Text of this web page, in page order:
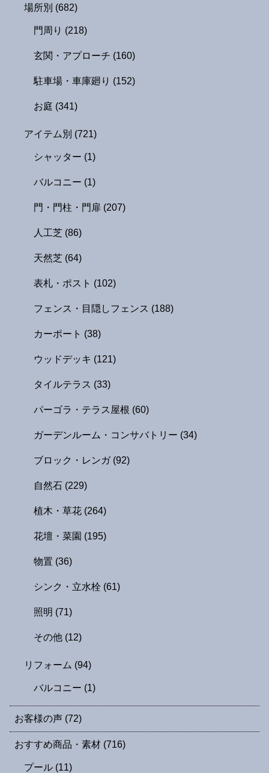
場所別 (682)
門周り (218)
玄関・アプローチ (160)
駐車場・車庫廻り (152)
お庭 (341)
アイテム別 (721)
シャッター (1)
バルコニー (1)
門・門柱・門扉 (207)
人工芝 (86)
天然芝 (64)
表札・ポスト (102)
フェンス・目隠しフェンス (188)
カーポート (38)
ウッドデッキ (121)
タイルテラス (33)
パーゴラ・テラス屋根 (60)
ガーデンルーム・コンサバトリー (34)
ブロック・レンガ (92)
自然石 (229)
植木・草花 (264)
花壇・菜園 (195)
物置 (36)
シンク・立水栓 (61)
照明 (71)
その他 (12)
リフォーム (94)
バルコニー (1)
お客様の声 (72)
おすすめ商品・素材 (716)
プール (11)